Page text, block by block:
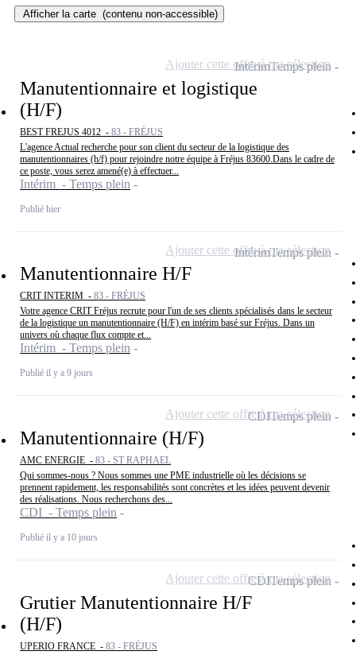
Afficher la carte (contenu non-accessible)
Manutentionnaire et logistique
(H/F)
BEST FREJUS 4012 - 83 - FRÉJUS
L'agence Actual recherche pour son client du secteur de la logistique des
manutentionnaires (h/f) pour rejoindre notre équipe à Fréjus 83600.Dans le cadre de
ce poste, vous serez amené(e) à effectuer...
Intérim - Temps plein
Publié hier
IntérimTemps plein
Ajouter cette offre à ma sélection
Manutentionnaire H/F
CRIT INTERIM - 83 - FRÉJUS
Votre agence CRIT Fréjus recrute pour l'un de ses clients spécialisés dans le secteur
de la logistique un manutentionnaire (H/F) en intérim basé sur Fréjus. Dans un
univers où chaque flux compte et...
Intérim - Temps plein
Publié il y a 9 jours
IntérimTemps plein
Ajouter cette offre à ma sélection
Manutentionnaire (H/F)
AMC ENERGIE - 83 - ST RAPHAEL
Qui sommes-nous ? Nous sommes une PME industrielle où les décisions se
prennent rapidement, les responsabilités sont concrètes et les idées peuvent devenir
des réalisations. Nous recherchons des...
CDI - Temps plein
Publié il y a 10 jours
CDITemps plein
Ajouter cette offre à ma sélection
Grutier Manutentionnaire H/F
(H/F)
UPERIO FRANCE - 83 - FRÉJUS
CDITemps plein
Ajouter cette offre à ma sélection